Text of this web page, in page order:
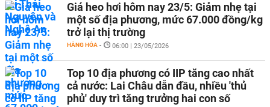
Giá heo hơi hôm nay 23/5: Giảm nhẹ tại
một số địa phương, mức 67.000 đồng/kg
trở lại thị trường
HÀNG HÓA - 06:00 | 23/05/2026
Top 10 địa phương có IIP tăng cao nhất
cả nước: Lai Châu dẫn đầu, nhiều 'thủ
phủ' duy trì tăng trưởng hai con số